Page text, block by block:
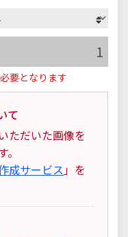
要となります
て
ただいた画像を
成サービス」を